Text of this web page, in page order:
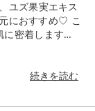
ユズ果実エキス
に密着します♡
なく使用感がと
続きを読む